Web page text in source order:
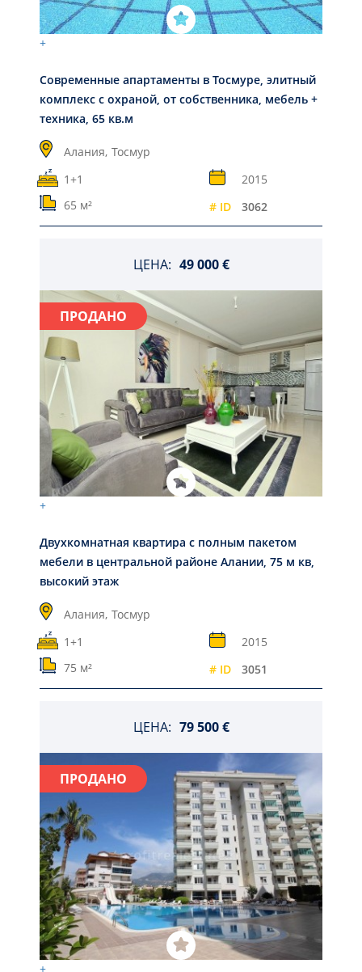
+
Современные апартаменты в Тосмуре, элитный
комплекс с охраной, от собственника, мебель +
техника, 65 кв.м
Алания, Тосмур
1+1
2015
65 м²
# ID 3062
ЦЕНА: 49 000 €
ПРОДАНО
+
Двухкомнатная квартира с полным пакетом
мебели в центральной районе Алании, 75 м кв,
высокий этаж
Алания, Тосмур
1+1
2015
75 м²
# ID 3051
ЦЕНА: 79 500 €
ПРОДАНО
+